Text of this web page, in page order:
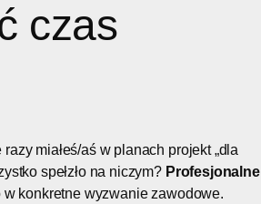
czas
miałeś/aś w planach projekt „dla
spełzło na niczym? Profesjonalne
w konkretne wyzwanie zawodowe.